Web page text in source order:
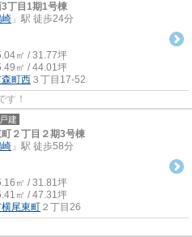
丁目1期1号棟
」駅 徒歩24分
㎡ / 31.77坪
㎡ / 44.01坪
森町西 ３丁目17-52
す！
建
２丁目２期3号棟
」駅 徒歩58分
㎡ / 31.81坪
㎡ / 47.31坪
横尾東町 ２丁目26